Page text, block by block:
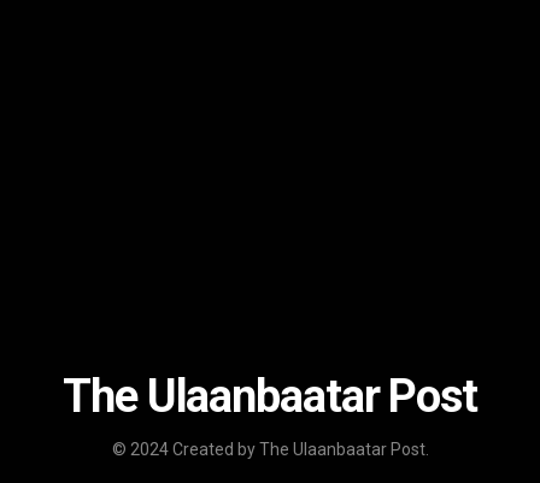
The Ulaanbaatar Post
© 2024 Created by The Ulaanbaatar Post.